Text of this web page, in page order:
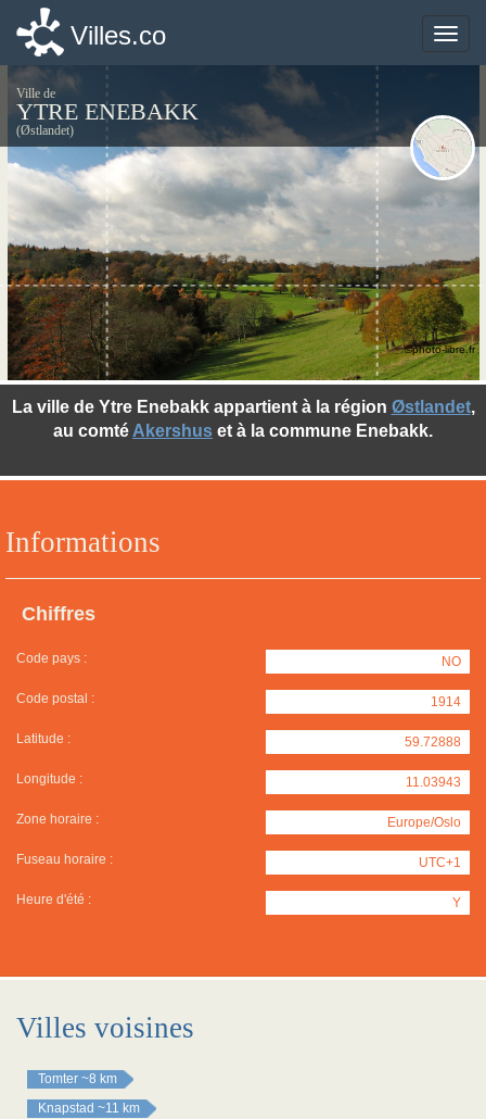
Toggle
Villes.co
Ville de
YTRE ENEBAKK
(Østlandet)
Informations
Chiffres
Code pays : NO
Code postal : 1914
Latitude : 59.72888
Longitude : 11.03943
Zone horaire : Europe/Oslo
Fuseau horaire : UTC+1
Heure d'été : Y
La ville de Ytre Enebakk appartient à la région Østlandet,
au comté Akershus et à la commune Enebakk.
©photo-libre.fr
Villes voisines
Tomter ~8 km
Knapstad ~11 km
Toggle
Villes.co